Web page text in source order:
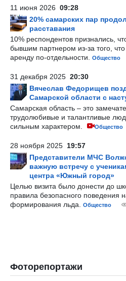
11 июня 2026 09:28
20% самарских пар
расставания
10% респондентов признались,
бывшим партнером из-за того,
аренду по-отдельности.
Общество
31 декабря 2025 20:30
Вячеслав Федорищев
Самарской области с
Самарская область – это
трудолюбивые и талантливые
сильным характером.
Общество
28 ноября 2025 19:57
Представители МЧС
важную встречу с
центра «Южный город»
Целью визита было донести до
правила безопасного поведения
формирования льда.
Общество
Фоторепортажи